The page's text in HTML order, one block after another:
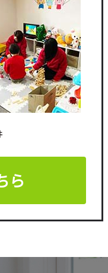
ら